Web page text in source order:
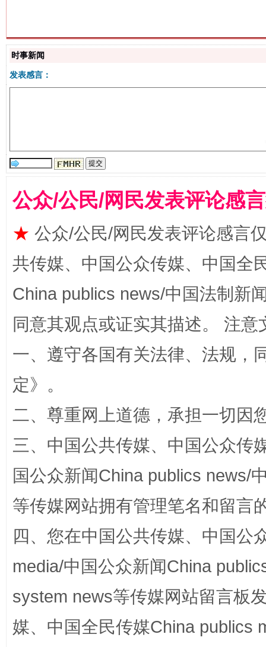
“刷贴”乱象丛生
生
揭批美国五大"原罪" "炒
解纷+调解+退费，一次搞定
站台名比不上好声名
时事新闻
发表感言：
公众/公民/网民发表评论感
★ 公众/公民/网民发表评论感言
共传媒、中国公众传媒、中国全
China publics news/中国法制新
同意其观点或证实其描述。 注
一、遵守各国有关法律、法规，
定》。
二、尊重网上道德，承担一切因
三、中国公共传媒、中国公众传
国公众新闻China publics news/
等传媒网站拥有管理笔名和留言
四、您在中国公共传媒、中国公
media/中国公众新闻China
system news等传媒网站留言板
媒、中国全民传媒China publics